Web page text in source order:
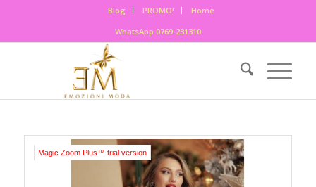
Blog PROMO!
Home
WhatsApp 0769-231310
Magic Zoom Plus™ trial version